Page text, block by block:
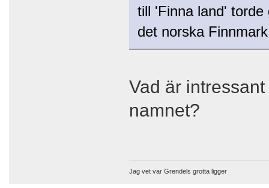
till 'Finna land'
det norska
Vad är
namnet?
Jag vet var Grendels grotta ligger